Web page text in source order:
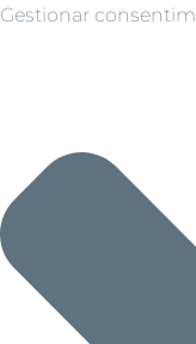
Gestionar